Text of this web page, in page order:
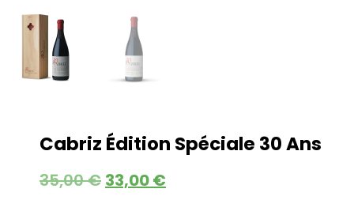
Cabriz Édition Spéciale 30 Ans
35,00€ 33,00€